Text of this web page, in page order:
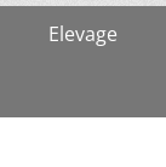
Elevage